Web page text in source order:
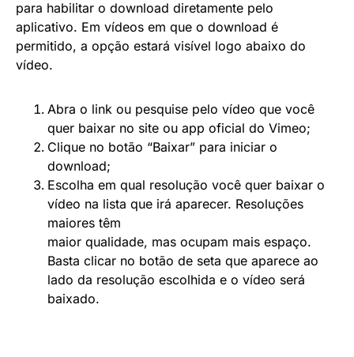
para habilitar o download diretamente pelo
aplicativo. Em vídeos em que o download é
permitido, a opção estará visível logo abaixo do
vídeo.
Abra o link ou pesquise pelo vídeo que você
quer baixar no site ou app oficial do Vimeo;
Clique no botão “Baixar” para iniciar o
download;
Escolha em qual resolução você quer baixar o
vídeo na lista que irá aparecer. Resoluções
maiores têm
maior qualidade, mas ocupam mais espaço.
Basta clicar no botão de seta que aparece ao
lado da resolução escolhida e o vídeo será
baixado.